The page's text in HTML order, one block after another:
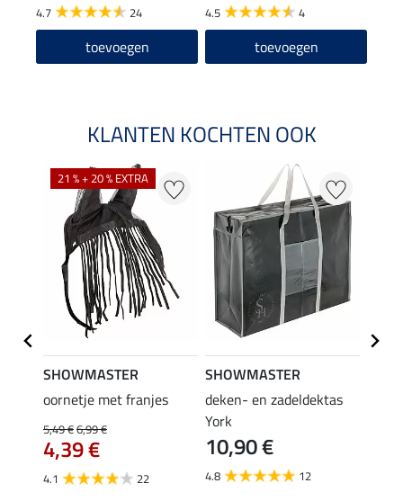
4.7 24
toevoegen
4.5 4
toevoegen
KLANTEN KOCHTEN OOK
21 % + 20 % EXTRA
SHOWMASTER
oornetje met franjes
5,49 €6,99 €
4,39 €
4.1 22
SHOWMASTER
deken- en zadeldektas
York
10,90 €
4.8 12